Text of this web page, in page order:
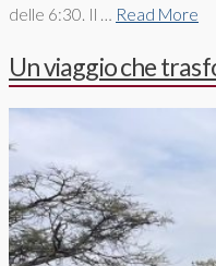
delle 6:30. Il … Read More
Un viaggio che